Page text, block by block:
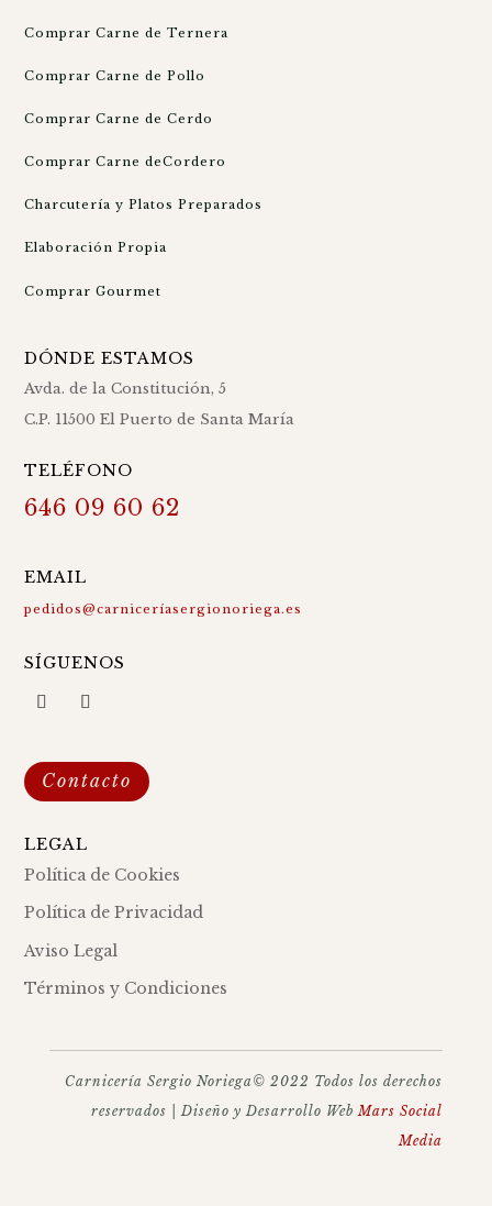
Comprar Carne de Ternera
Comprar Carne de Pollo
Comprar Carne de Cerdo
Comprar Carne deCordero
Charcutería y Platos Preparados
Elaboración Propia
Comprar Gourmet
DÓNDE ESTAMOS
Avda. de la Constitución, 5
C.P. 11500 El Puerto de Santa María
TELÉFONO
646 09 60 62
EMAIL
pedidos@carniceríasergionoriega.es
SÍGUENOS
Contacto
LEGAL
Política de Cookies
Política de Privacidad
Aviso Legal
Términos y Condiciones
Carnicería Sergio Noriega© 2022 Todos los derechos
reservados | Diseño y Desarrollo Web Mars Social
Media